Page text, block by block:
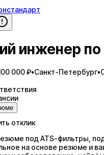
инженер по
000 ₽•Санкт-Петербург•
отклик
под ATS-фильтры,
на основе резюме и